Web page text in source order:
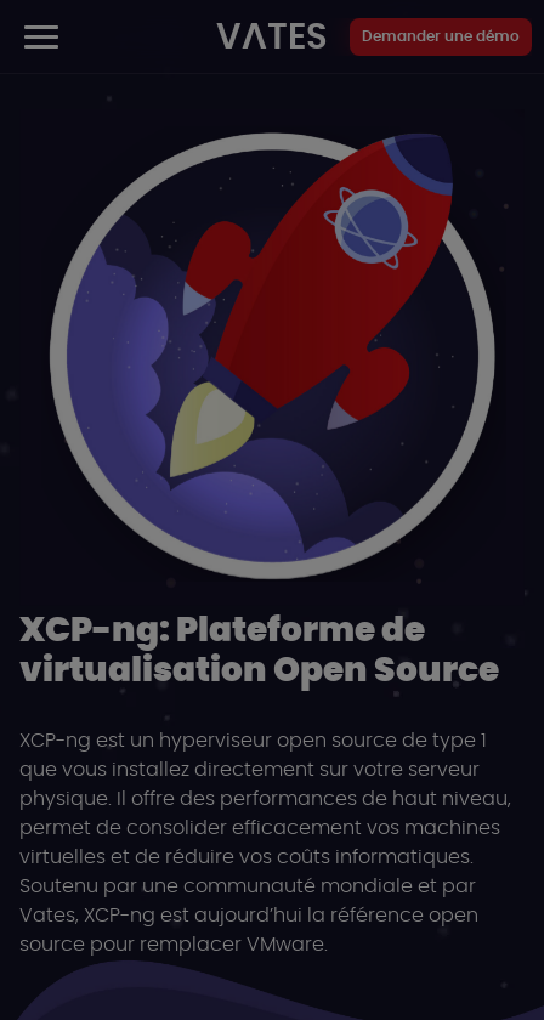
VATES Demander une démo
XCP-ng: Plateforme de
virtualisation Open Source
XCP-ng est un hyperviseur open source de type 1
que vous installez directement sur votre serveur
physique. Il offre des performances de haut niveau,
permet de consolider efficacement vos machines
virtuelles et de réduire vos coûts informatiques.
Soutenu par une communauté mondiale et par
Vates, XCP-ng est aujourd’hui la référence open
source pour remplacer VMware.